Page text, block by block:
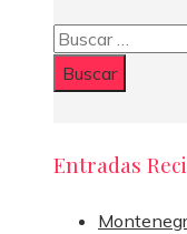
Buscar:
Entradas